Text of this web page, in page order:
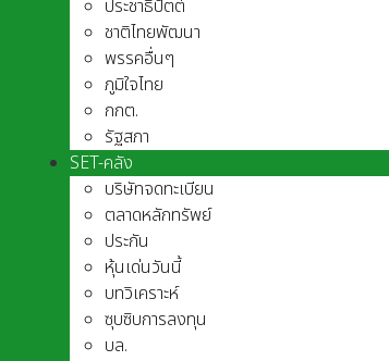
ประชาธิปัตต์
ชาติไทยพัฒนา
พรรคอื่นๆ
ภูมิใจไทย
กกต.
รัฐสภา
SET-คลัง
บริษัทจดทะเบียน
ตลาดหลักทรัพย์
ประกัน
หุ้นเด่นวันนี้
บทวิเคราะห์
ซุบซิบการลงทุน
บล.